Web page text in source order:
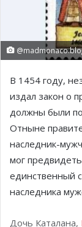
В 1454 году,
издал закон о
должны были
Отныне
наследник-
мог
единственный
наследника
Дочь Каталана,